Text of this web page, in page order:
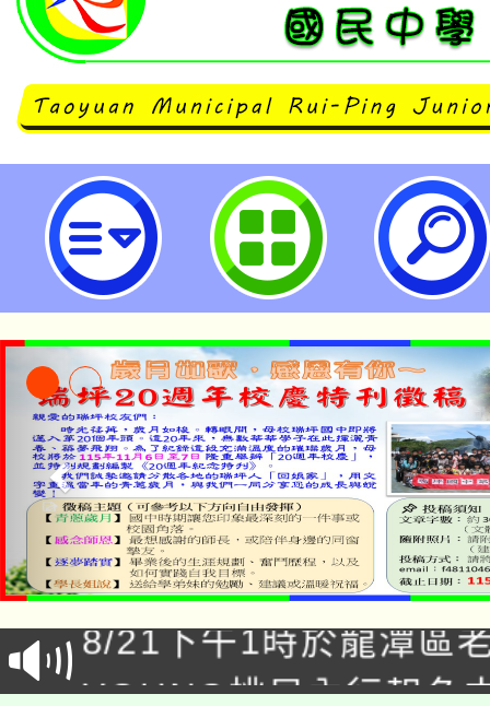
「桃園市114學年度國中外師線上
（Taoyuan 2025-2026 HotMeet
第一學期活動-桃園市立瑞坪國民中
公告本校115學年度第
代理(課)教師甄選結果
告(尚有缺額)
「本色祭」8/29、30在
場熱烈登場!
8/21下午1時於龍潭區
徵才活動。
YOUNG桃局內行報名